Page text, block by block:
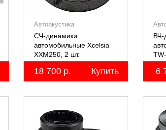
Автоакустика
СЧ-динамики
автомобильные Xcelsia
XXM250, 2 шт.
18 700 р. Купить
ВЧ-
6